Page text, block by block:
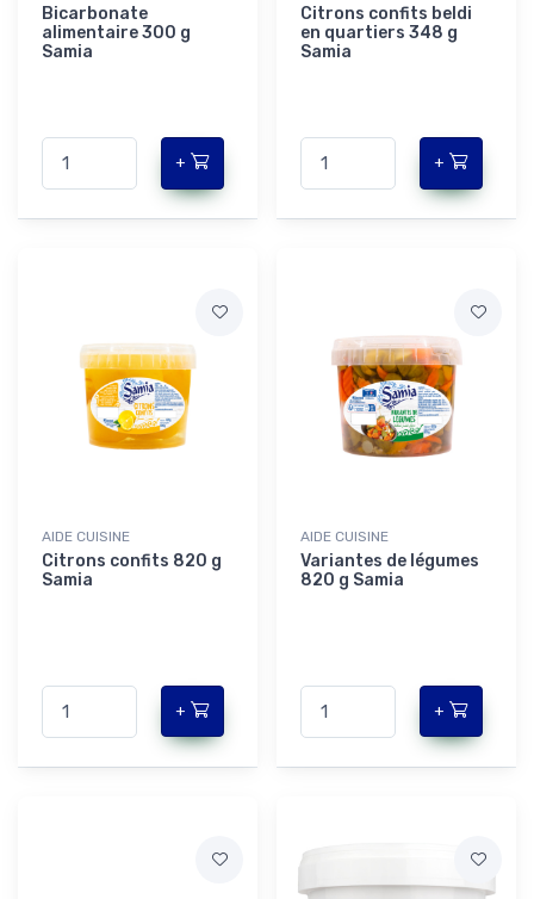
Bicarbonate
alimentaire 300 g
Samia
+
Citrons confits beldi
en quartiers 348 g
Samia
+
AIDE CUISINE
Citrons confits 820 g
Samia
+
AIDE CUISINE
Variantes de légumes
820 g Samia
+